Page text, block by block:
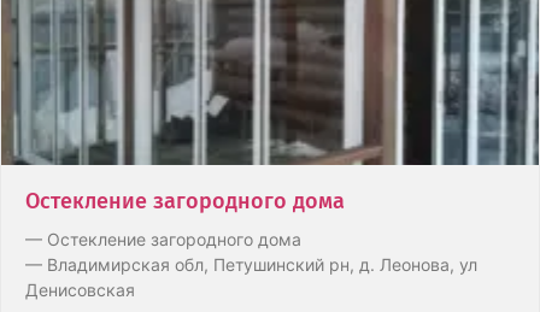
Остекление загородного дома
— Остекление загородного дома
— Владимирская обл, Петушинский рн, д. Леонова, ул
Денисовская